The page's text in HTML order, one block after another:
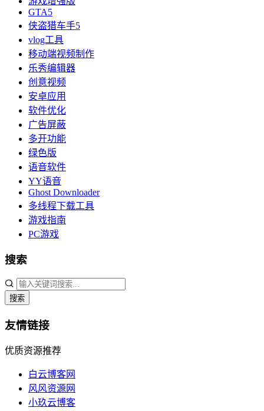
GTA5
侠盗猎车手5
vlog工具
移动端视频制作
乐秀编辑器
创意视频
安卓应用
软件优化
广告屏蔽
多开功能
绿色版
语音软件
YY语音
Ghost Downloader
多线程下载工具
游戏指南
PC游戏
搜索
搜索
友情链接
优质资源推荐
白云博客网
风风资源网
小玖云博客